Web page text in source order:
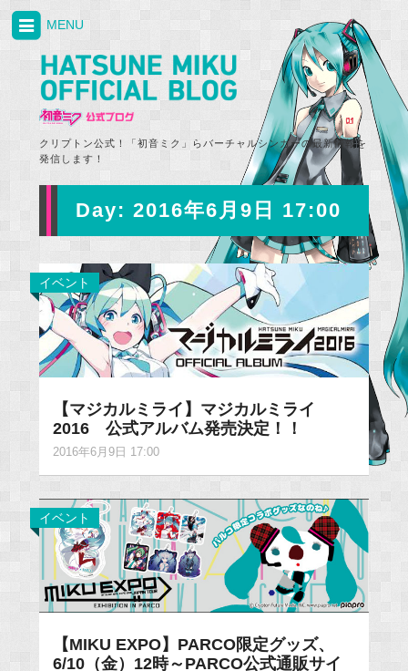
クリプトン公式！「初音ミク」らバーチャルシンガーの最新情報を
発信します！
MENU
Day: 2016年6月9日 17:00
イベント
【マジカルミライ】マジカルミライ
2016 公式アルバム発売決定！！
2016年6月9日 17:00
イベント
【MIKU EXPO】PARCO限定グッズ、
6/10（金）12時～PARCO公式通販サイ